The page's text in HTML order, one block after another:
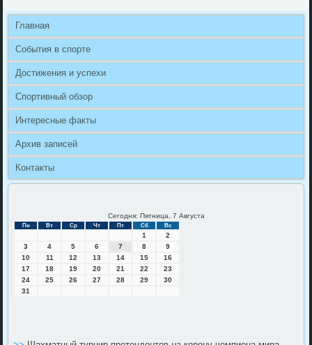
Главная
События в спорте
Достижения и успехи
Спортивный обзор
Интересные факты
Архив записей
Контакты
Сегодня: Пятница, 7 Августа
Пн Вт Ср Чт Пт Сб Вс
1
2
3
4 5 6 7 8
9
10
11 12 13 14 15
16
17
18 19 20 21 22
23
24
25 26 27 28 29
30
31